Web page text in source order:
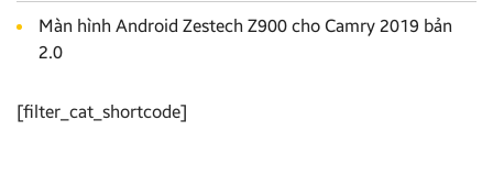
Màn hình Android Zestech Z900 cho Camry 2019 bản
2.0
[filter_cat_shortcode]